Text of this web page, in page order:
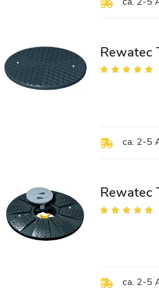
Rewatec
Bewertung:
ca. 2-5
Rewatec
Bewertung:
ca. 2-5